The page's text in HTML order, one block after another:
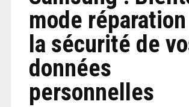
mode
la sécurité de
données
personnelles